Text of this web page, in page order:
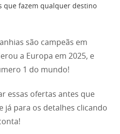
que fazem qualquer destino
são campeãs em
a Europa em 2025, e
1 do mundo!
essas ofertas antes que
já para os detalhes clicando